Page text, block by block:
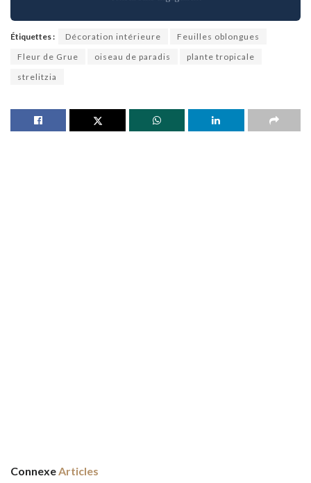
Étiquettes : Décoration intérieure
Feuilles oblongues
Fleur de Grue
oiseau de paradis
plante tropicale
strelitzia
ConnexeArticles